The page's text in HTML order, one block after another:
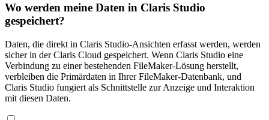
Wo werden meine Daten in Claris Studio
gespeichert?
Daten, die direkt in Claris Studio-Ansichten erfasst werden, werden
sicher in der Claris Cloud gespeichert. Wenn Claris Studio eine
Verbindung zu einer bestehenden FileMaker-Lösung herstellt,
verbleiben die Primärdaten in Ihrer FileMaker-Datenbank, und
Claris Studio fungiert als Schnittstelle zur Anzeige und Interaktion
mit diesen Daten.